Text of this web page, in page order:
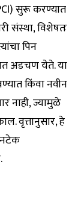
सुरू करण्यात
संस्था, विशेषतः
पिन
अडचण येते. या
किंवा नवीन
नाही, ज्यामुळे
वृत्तानुसार, हे